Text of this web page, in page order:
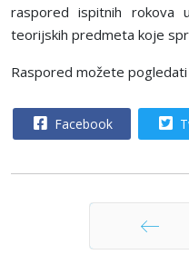
raspored ispitnih
teorijskih predmeta koje
Raspored možete pogledati
Facebook